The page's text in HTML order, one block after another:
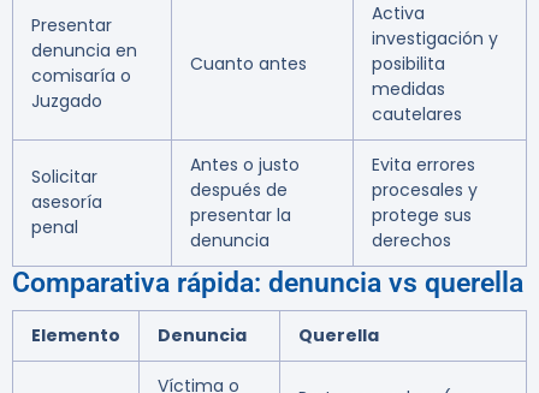
Presentar
denuncia en
comisaría o
Juzgado
Cuanto antes
Activa
investigación y
posibilita
medidas
cautelares
Solicitar
asesoría
penal
Antes o justo
después de
presentar la
denuncia
Evita errores
procesales y
protege sus
derechos
Comparativa rápida: denuncia vs querella
Elemento Denuncia Querella
Víctima o